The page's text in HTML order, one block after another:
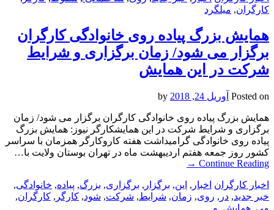
کارگران, میلگرد
همایش بزرگ پیاده روی خانوادگی کارگران
برگزار می شود/ زمان برگزاری و شرایط
شرکت در این همایش
Posted on آوریل 24, 2018
همایش بزرگ پیاده روی خانوادگی کارگران برگزار می شود/ زمان
برگزاری و شرایط شرکت در این همایشکارگر نیوز: همایش بزرگ
پیاده روی خانوادگی گرامیداشت هفته کاروکارگر همزمان با سراسر
کشور روز جمعه هفتم اردیبهشت ماه در تهران بوستان ولایت با…
Continue Reading
→
اخبار کارگران اخبار , این, برگزار , برگزاری, بزرگ, پیاده, خانوادگی,
خبر جدید, در , روی, زمان, شرایط, شرکت, شود, کارگر , کارگران,